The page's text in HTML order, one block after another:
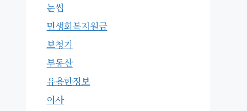
눈썹
민생회복지원금
보청기
부동산
유용한정보
이사